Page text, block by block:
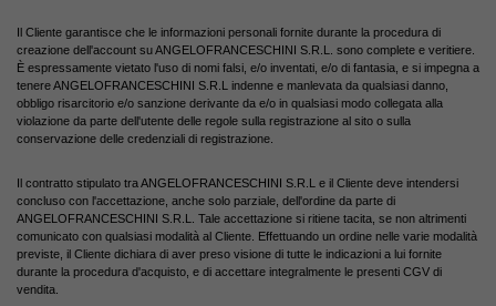
Il Cliente garantisce che le informazioni personali fornite durante la procedura di
creazione dell'account su ANGELOFRANCESCHINI S.R.L. sono complete e veritiere.
È espressamente vietato l'uso di nomi falsi, e/o inventati, e/o di fantasia, e si impegna a
tenere ANGELOFRANCESCHINI S.R.L indenne e manlevata da qualsiasi danno,
obbligo risarcitorio e/o sanzione derivante da e/o in qualsiasi modo collegata alla
violazione da parte dell'utente delle regole sulla registrazione al sito o sulla
conservazione delle credenziali di registrazione.
Il contratto stipulato tra ANGELOFRANCESCHINI S.R.L e il Cliente deve intendersi
concluso con l'accettazione, anche solo parziale, dell'ordine da parte di
ANGELOFRANCESCHINI S.R.L. Tale accettazione si ritiene tacita, se non altrimenti
comunicato con qualsiasi modalità al Cliente. Effettuando un ordine nelle varie modalità
previste, il Cliente dichiara di aver preso visione di tutte le indicazioni a lui fornite
durante la procedura d'acquisto, e di accettare integralmente le presenti CGV di
vendita.